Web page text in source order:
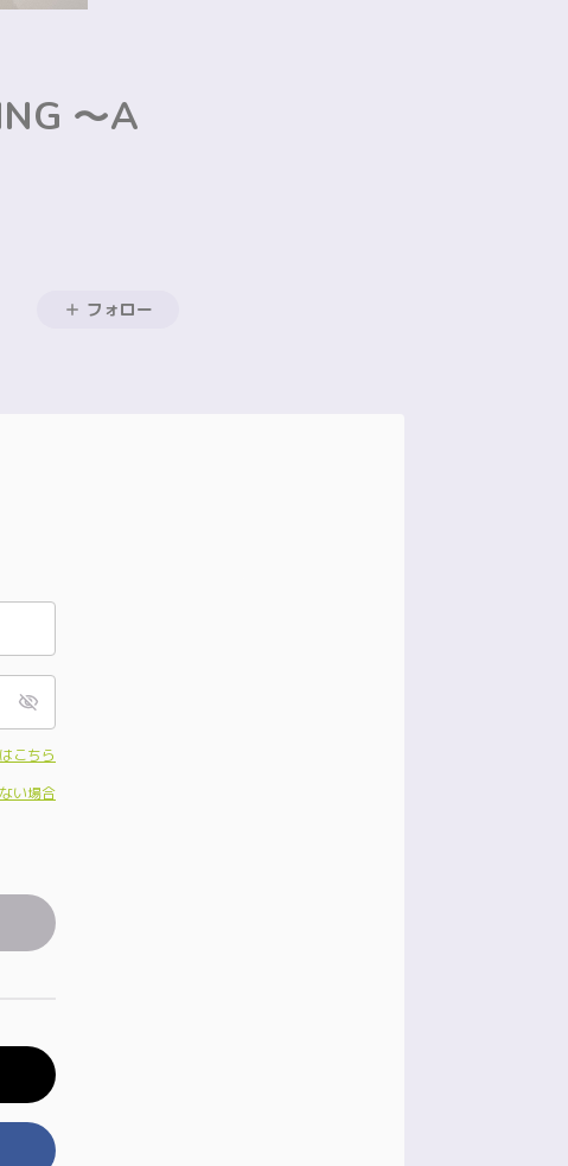
～A
フォロー
こちら
い場合